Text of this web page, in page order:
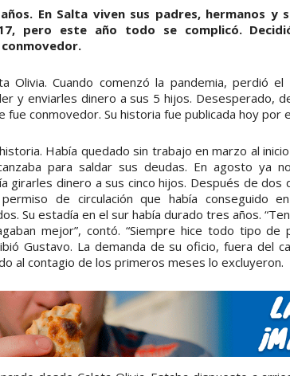
En Salta viven sus padres, hermanos y
pero este año todo se complicó.
Olivia. Cuando comenzó la pandemia, perdió
y enviarles dinero a sus 5 hijos. Desesperado,
fue conmovedor. Su historia fue publicada hoy por
Había quedado sin trabajo en marzo al
para saldar sus deudas. En agosto ya
girarles dinero a sus cinco hijos. Después de dos
de circulación que había conseguido
Su estadía en el sur había durado tres años.
mejor”, contó. “Siempre hice todo tipo
Gustavo. La demanda de su oficio, fuera del
al contagio de los primeros meses lo excluyeron.